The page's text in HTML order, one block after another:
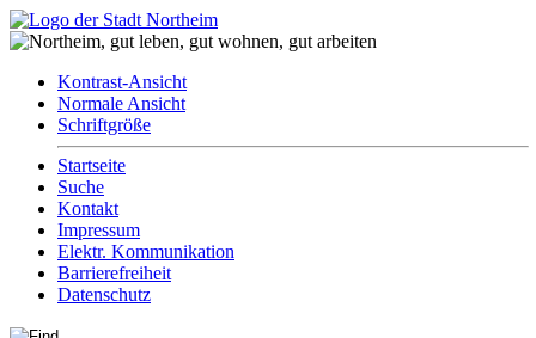
Kontrast-Ansicht
Normale Ansicht
Schriftgröße
Startseite
Suche
Kontakt
Impressum
Elektr. Kommunikation
Barrierefreiheit
Datenschutz